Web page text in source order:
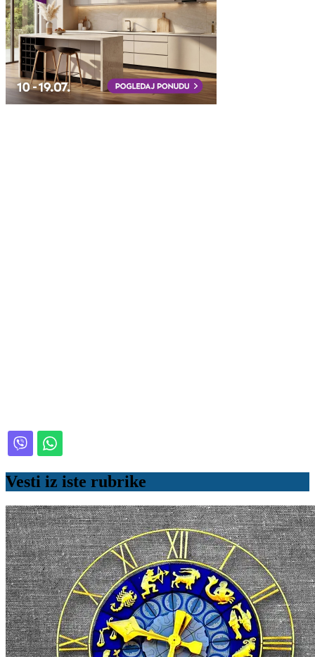
Vesti iz iste rubrike